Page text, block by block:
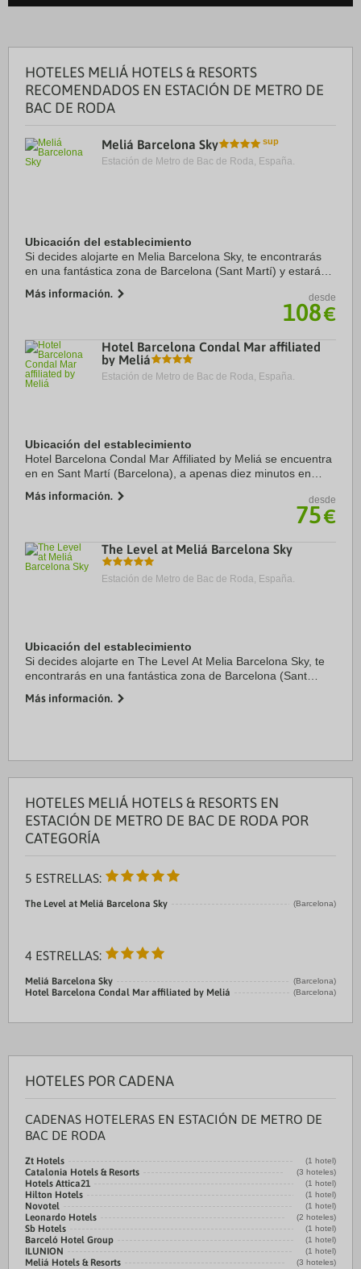
HOTELES MELIÁ HOTELS & RESORTS
RECOMENDADOS EN ESTACIÓN DE METRO DE
BAC DE RODA
Meliá Barcelona Sky
Estación de Metro de Bac de Roda, España.
Ubicación del establecimiento
Si decides alojarte en Melia Barcelona Sky, te encontrarás
en una fantástica zona de Barcelona (Sant Martí) y estarás a
Plaza de Catalunya. Además, este ...
Más información. desde
108€
Hotel Barcelona Condal Mar affiliated
by Meliá
Estación de Metro de Bac de Roda, España.
Ubicación del establecimiento
Hotel Barcelona Condal Mar Affiliated by Meliá se encuentra
en en Sant Martí (Barcelona), a apenas diez minutos en
Además, este hotel se encuentra a 4,7 km ...
Más información. desde
75€
The Level at Meliá Barcelona Sky
Estación de Metro de Bac de Roda, España.
Ubicación del establecimiento
Si decides alojarte en The Level At Melia Barcelona Sky, te
encontrarás en una fantástica zona de Barcelona (Sant
Sagrada Familia y Plaza de Catalunya. ...
Más información.
HOTELES MELIÁ HOTELS & RESORTS EN
ESTACIÓN DE METRO DE BAC DE RODA POR
CATEGORÍA
5 ESTRELLAS:
The Level at Meliá Barcelona Sky (Barcelona)
4 ESTRELLAS:
Meliá Barcelona Sky (Barcelona)
Hotel Barcelona Condal Mar affiliated by Meliá (Barcelona)
HOTELES POR CADENA
CADENAS HOTELERAS EN ESTACIÓN DE METRO DE
BAC DE RODA
Zt Hotels (1 hotel)
Catalonia Hotels & Resorts (3 hoteles)
Hotels Attica21 (1 hotel)
Hilton Hotels (1 hotel)
Novotel (1 hotel)
Leonardo Hotels (2 hoteles)
Sb Hotels (1 hotel)
Barceló Hotel Group (1 hotel)
ILUNION (1 hotel)
Meliá Hotels & Resorts (3 hoteles)